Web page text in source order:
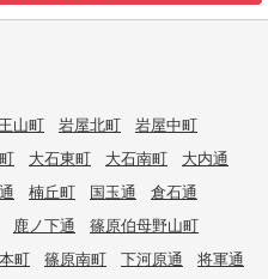
山町 岩屋北町
岩屋中町
大石東町 大石南町
大内通
楠丘町 国玉通
倉石通
鹿ノ下通
篠原伯母野山町
町 篠原南町 下河原通
将軍通